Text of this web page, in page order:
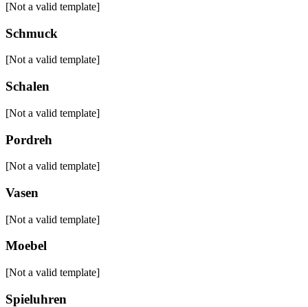
[Not a valid template]
Schmuck
[Not a valid template]
Schalen
[Not a valid template]
Pordreh
[Not a valid template]
Vasen
[Not a valid template]
Moebel
[Not a valid template]
Spieluhren